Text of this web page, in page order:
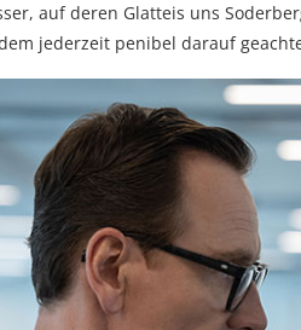
auf deren Glatteis uns
jederzeit penibel darauf